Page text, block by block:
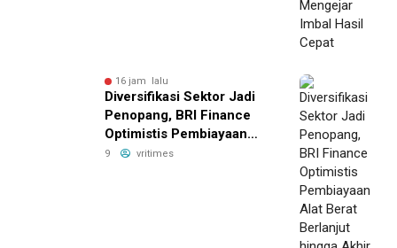
16 jam lalu
Diversifikasi Sektor Jadi
Penopang, BRI Finance
Optimistis Pembiayaan
Alat Berat Berlanjut hingga
9 vritimes